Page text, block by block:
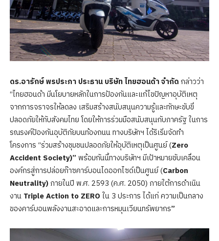
ดร.อารักษ์ พรประภา ประธาน บริษัท ไทยฮอนด้า จำกัด กล่าวว่า
“ไทยฮอนด้า มีนโยบายหลักในการป้องกันและแก้ไขปัญหาอุบัติเหตุ
จากการจราจรให้ลดลง เสริมสร้างสนับสนุนความรู้และทักษะขับขี่
ปลอดภัยให้กับสังคมไทย โดยให้การร่วมมือสนับสนุนกับภาครัฐ ในการ
รณรงค์ป้องกันอุบัติภัยบนท้องถนน ทางบริษัทฯ ได้ริเริ่มจัดทำ
โครงการ “ร่วมสร้างชุมชนปลอดภัยให้อุบัติเหตุเป็นศูนย์ (Zero
Accident Society)” พร้อมกันนี้ทางบริษัทฯ มีเป้าหมายขับเคลื่อน
องค์กรสู่การปล่อยก๊าซคาร์บอนไดออกไซด์เป็นศูนย์ (Carbon
Neutrality) ภายในปี พ.ศ. 2593 (ค.ศ. 2050) ภายใต้การดำเนิน
งาน Triple Action to ZERO ใน 3 ประการ ได้แก่ ความเป็นกลาง
ของคาร์บอนพลังงานสะอาดและการหมุนเวียนทรัพยากร”